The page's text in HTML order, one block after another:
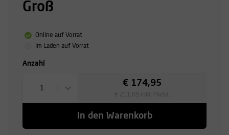
Groß
Online auf Vorrat
Im Laden auf Vorrat
Anzahl
1
€ 174,95
In den Warenkorb